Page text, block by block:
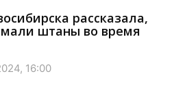
рассказала,
штаны во время
16:00